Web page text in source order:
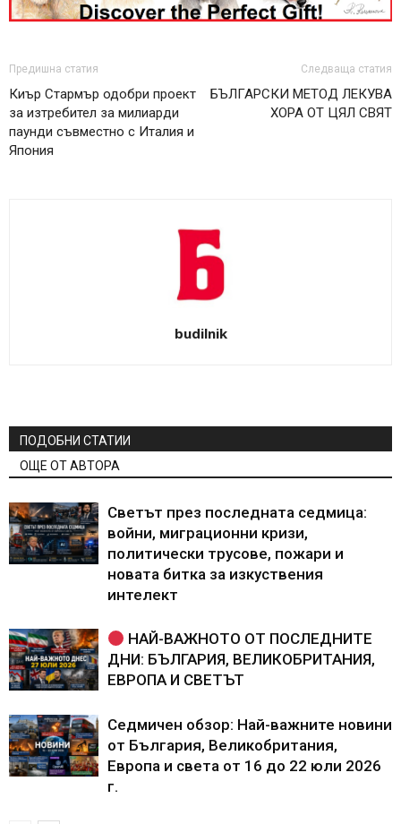
Предишна статия
Киър Стармър одобри проект
за изтребител за милиарди
паунди съвместно с Италия и
Япония
Следваща статия
БЪЛГАРСКИ МЕТОД ЛЕКУВА
ХОРА ОТ ЦЯЛ СВЯТ
budilnik
ПОДОБНИ СТАТИИ
ОЩЕ ОТ АВТОРА
Светът през последната седмица:
войни, миграционни кризи,
политически трусове, пожари и
новата битка за изкуствения
интелект
НАЙ-ВАЖНОТО ОТ ПОСЛЕДНИТЕ
ДНИ: БЪЛГАРИЯ, ВЕЛИКОБРИТАНИЯ,
ЕВРОПА И СВЕТЪТ
Седмичен обзор: Най-важните новини
от България, Великобритания,
Европа и света от 16 до 22 юли 2026
г.